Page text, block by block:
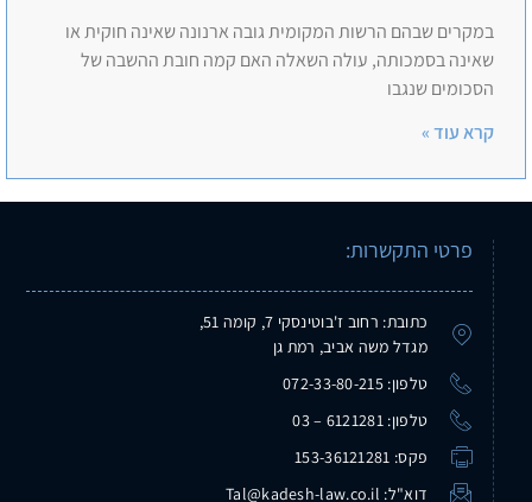
במקרים שבהם הרשות המקומית גובה ארנונה שאינה חוקית או
שאינה בסמכותה, עולה השאלה האם קמה חובת ההשבה של
הסכומים שנגבו
קרא עוד »
פרטי התקשרות:
כתובת: רחוב ז'בוטינסקי 7, קומה 51,
מגדל משה אביב, רמת גן
טלפון: 072-33-80-215
טלפון: 6121281 – 03
פקס: 153-36121281
דוא"ל: Tal@kadesh-law.co.il